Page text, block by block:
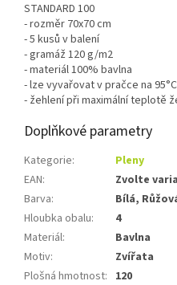
STANDARD 100
- rozměr 70x70 cm
- 5 kusů v balení
- gramáž 120 g/m2
- materiál 100% bavlna
- lze vyvařovat v pračce na 95°C
- žehlení při maximální teplotě
Doplňkové parametry
Kategorie:
Pleny
EAN:
Zvolte
Barva:
Bílá,
Hloubka obalu:
4
Materiál:
Bavlna
Motiv:
Zvířata
Plošná hmotnost: 120